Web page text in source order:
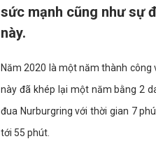
sức mạnh cũng như sự
này.
Năm 2020 là một năm thành công
này đã khép lại một năm bằng 2
đua Nurburgring với thời gian 7
tới 55 phút.